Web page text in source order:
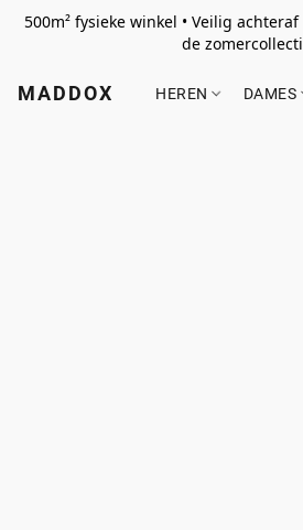
500m² fysieke winkel • Veilig
de
MADDOX HEREN DAMES